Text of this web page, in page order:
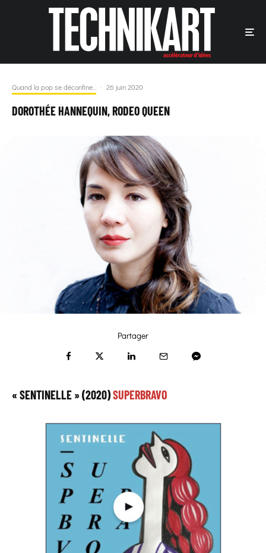
Quand la pop se déconfine... · 26 juin 2020
DOROTHÉE HANNEQUIN, RODEO QUEEN
Partager
« SENTINELLE » (2020)SUPERBRAVO